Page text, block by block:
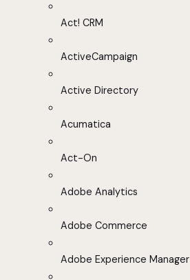
Act! CRM
ActiveCampaign
Active Directory
Acumatica
Act-On
Adobe Analytics
Adobe Commerce
Adobe Experience Manager